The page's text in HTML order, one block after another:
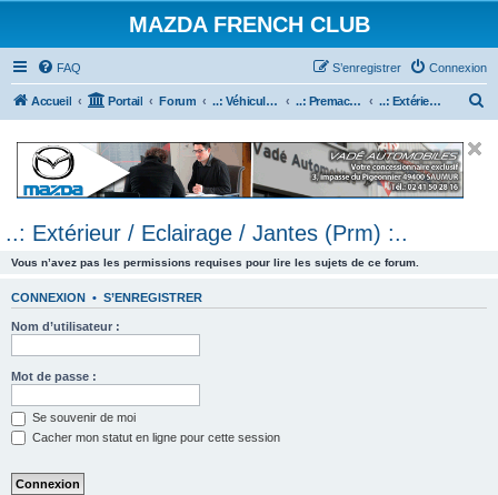
MAZDA FRENCH CLUB
FAQ Connexion
S’enregistrer
Accueil Portail Forum ..: Véhicules Mazda ancien (<2003) :.. ..: Premacy :.. ..: Extérieur / Eclairage / Jantes (Prm) :..
e
..: Extérieur / Eclairage / Jantes (Prm) :..
Vous n’avez pas les permissions requises pour lire les sujets de ce forum.
CONNEXION • S’ENREGISTRER
Nom d’utilisateur :
Mot de passe :
Se souvenir de moi
Cacher mon statut en ligne pour cette session